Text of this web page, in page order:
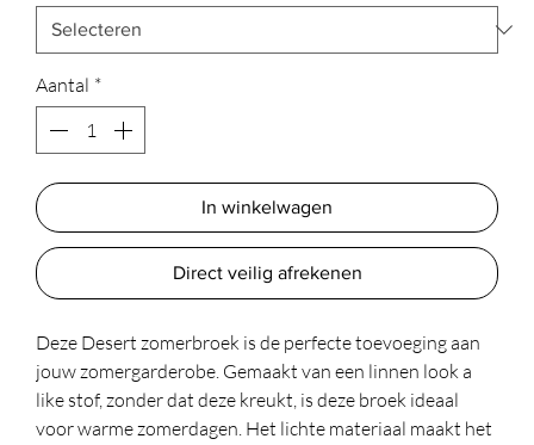
Aantal *
In winkelwagen
Direct veilig afrekenen
Deze Desert zomerbroek is de perfecte toevoeging aan
jouw zomergarderobe. Gemaakt van een linnen look a
like stof, zonder dat deze kreukt, is deze broek ideaal
voor warme zomerdagen. Het lichte materiaal maakt het